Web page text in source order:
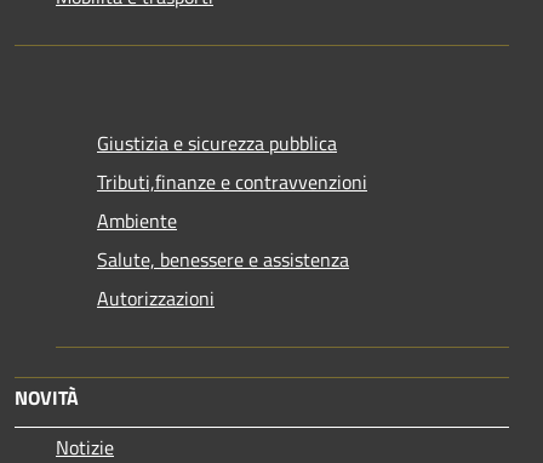
Giustizia e sicurezza pubblica
Tributi,finanze e contravvenzioni
Ambiente
Salute, benessere e assistenza
Autorizzazioni
NOVITÀ
Notizie